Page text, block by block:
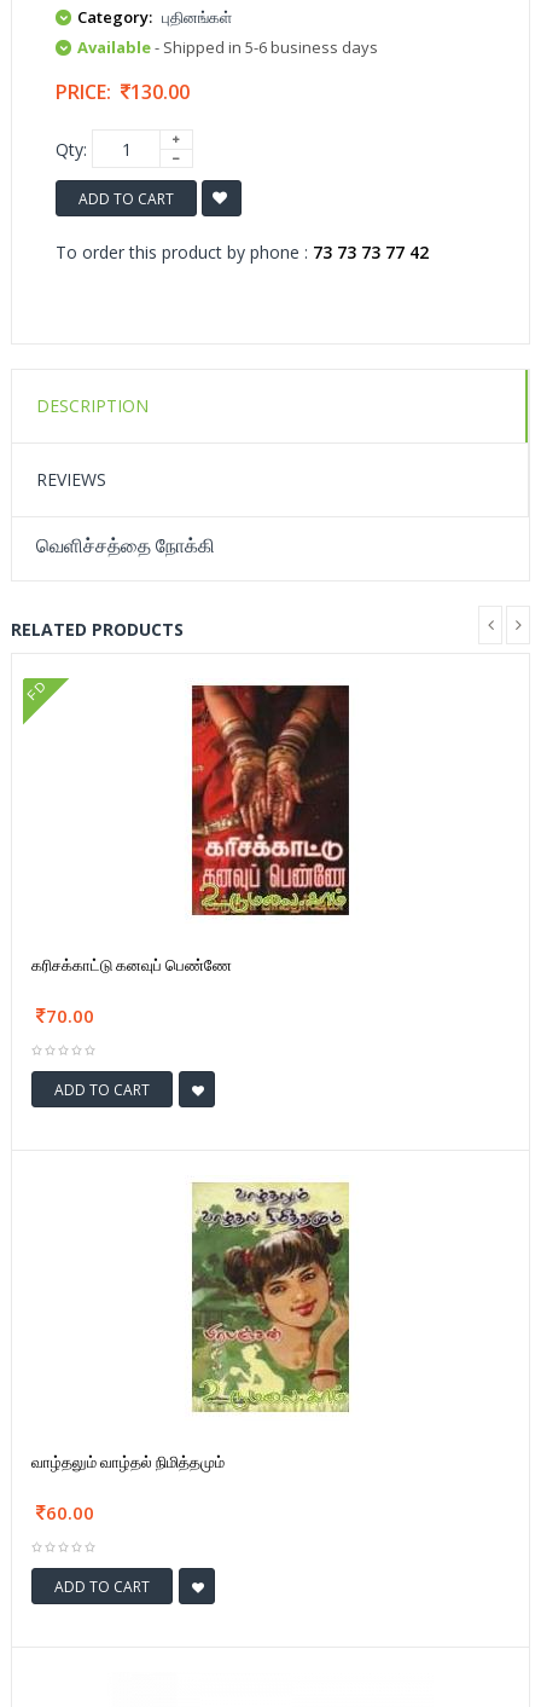
Category: புதினங்கள்
Available- Shipped in 5-6 business days
PRICE: 130.00
Qty:
ADD TO CART
To order this product by phone : 73 73 73 77 42
DESCRIPTION
REVIEWS
வெளிச்சத்தை நோக்கி
RELATED PRODUCTS
FD
கரிசக்காட்டு கனவுப் பெண்ணே
70.00
ADD TO CART
வாழ்தலும் வாழ்தல் நிமித்தமும்
60.00
ADD TO CART